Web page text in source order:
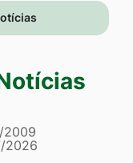
Todas
2009
2026